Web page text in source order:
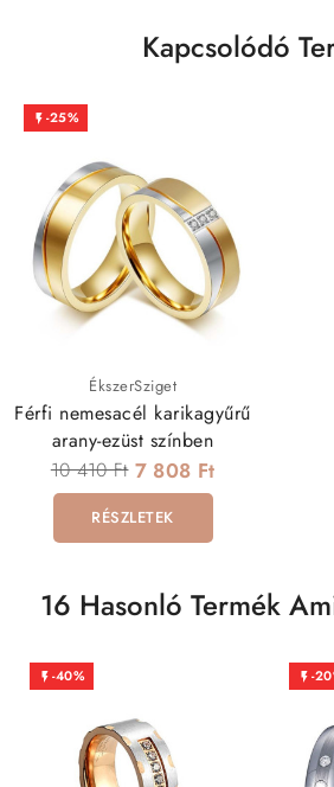
Kapcsolódó
 -25%
ÉkszerSziget
Férfi nemesacél karikagyűrű
arany-ezüst színben
10 410 Ft 7 808 Ft
RÉSZLETEK
16 Hasonló Termék
 -40%  -